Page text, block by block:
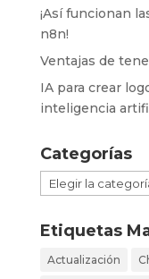
¡Así funcionan
n8n!
Ventajas de
IA para crear
inteligencia
Categorías
Categorías
Etiquetas
Actualización